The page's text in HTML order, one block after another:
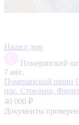
Нашел дом
Померанский
7 мес.
Померанский шпиц
пос. Стрельна,
40 000 ₽
Документы